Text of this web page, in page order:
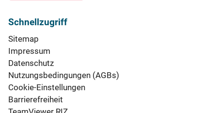
Schnellzugriff
Sitemap
Impressum
Datenschutz
Nutzungsbedingungen (AGBs)
Cookie-Einstellungen
Barrierefreiheit